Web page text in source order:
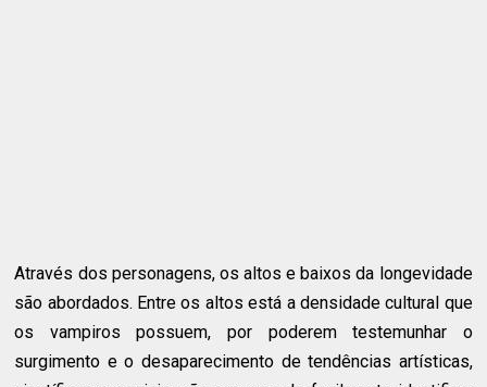
Através dos personagens, os altos e baixos da longevidade
são abordados. Entre os altos está a densidade cultural que
os vampiros possuem, por poderem testemunhar o
surgimento e o desaparecimento de tendências artísticas,